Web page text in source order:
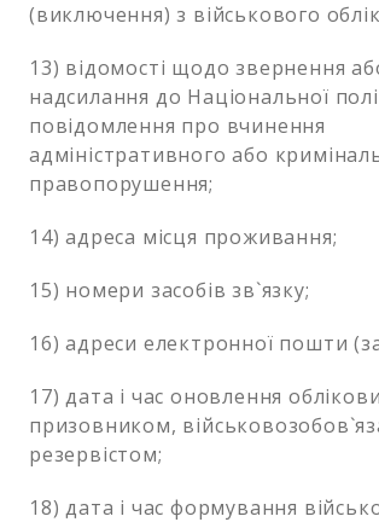
(виключення) з військового
13) відомості щодо звернення
надсилання до Національної
повідомлення про вчинення
адміністративного або
правопорушення;
14) адреса місця проживання;
15) номери засобів зв`язку;
16) адреси електронної пошти
17) дата і час оновлення
призовником,
резервістом;
18) дата і час формування